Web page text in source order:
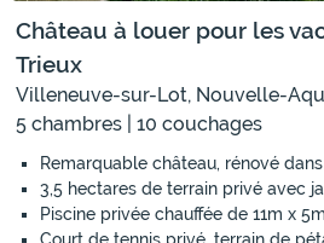
Château à louer pour les
Trieux
Villeneuve-sur-Lot, Nouvelle-
5 chambres | 10 couchages
Remarquable château, rénové
3,5 hectares de terrain privé avec
Piscine privée chauffée de 11m x 5m